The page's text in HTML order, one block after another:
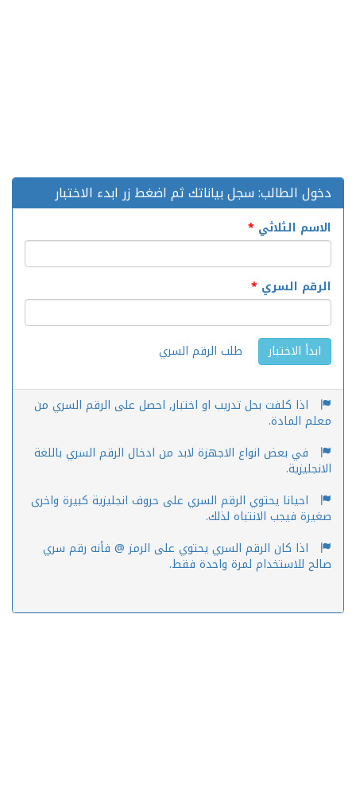
دخول الطالب: سجل بياناتك ثم اضغط زر ابدء الاختبار
الاسم الثلاثي *
الرقم السري *
ابدأ الاختبار طلب الرقم السري
اذا كلفت بحل تدريب او اختبار, احصل على الرقم السري من
معلم المادة.
في بعض انواع الاجهزة لابد من ادخال الرقم السري باللغة
الانجليزية.
احيانا يحتوي الرقم السري على حروف انجليزية كبيرة واخرى
صغيرة فيجب الانتباه لذلك.
اذا كان الرقم السري يحتوي على الرمز @ فأنه رقم سري
صالح للاستخدام لمرة واحدة فقط.